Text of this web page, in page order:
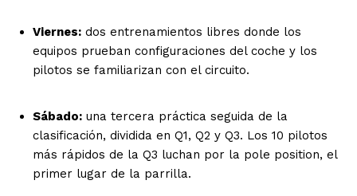
Viernes: dos entrenamientos libres donde los
equipos prueban configuraciones del coche y los
pilotos se familiarizan con el circuito.
Sábado: una tercera práctica seguida de la
clasificación, dividida en Q1, Q2 y Q3. Los 10 pilotos
más rápidos de la Q3 luchan por la pole position, el
primer lugar de la parrilla.